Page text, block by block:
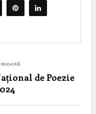
de Poezie